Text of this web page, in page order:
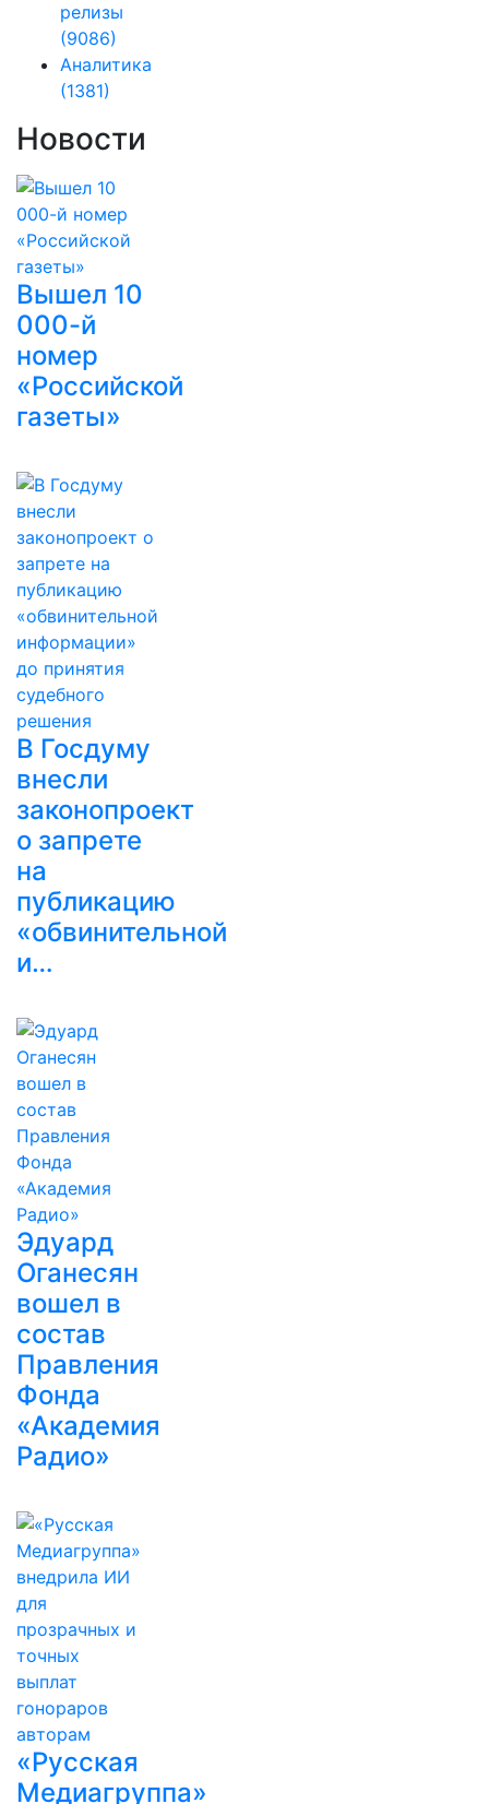
релизы
(9086)
Аналитика
(1381)
Новости
Вышел 10
000-й
номер
«Российской
газеты»
В Госдуму
внесли
законопроект
о запрете
на
публикацию
«обвинительной
и…
Эдуард
Оганесян
вошел в
состав
Правления
Фонда
«Академия
Радио»
«Русская
Медиагруппа»